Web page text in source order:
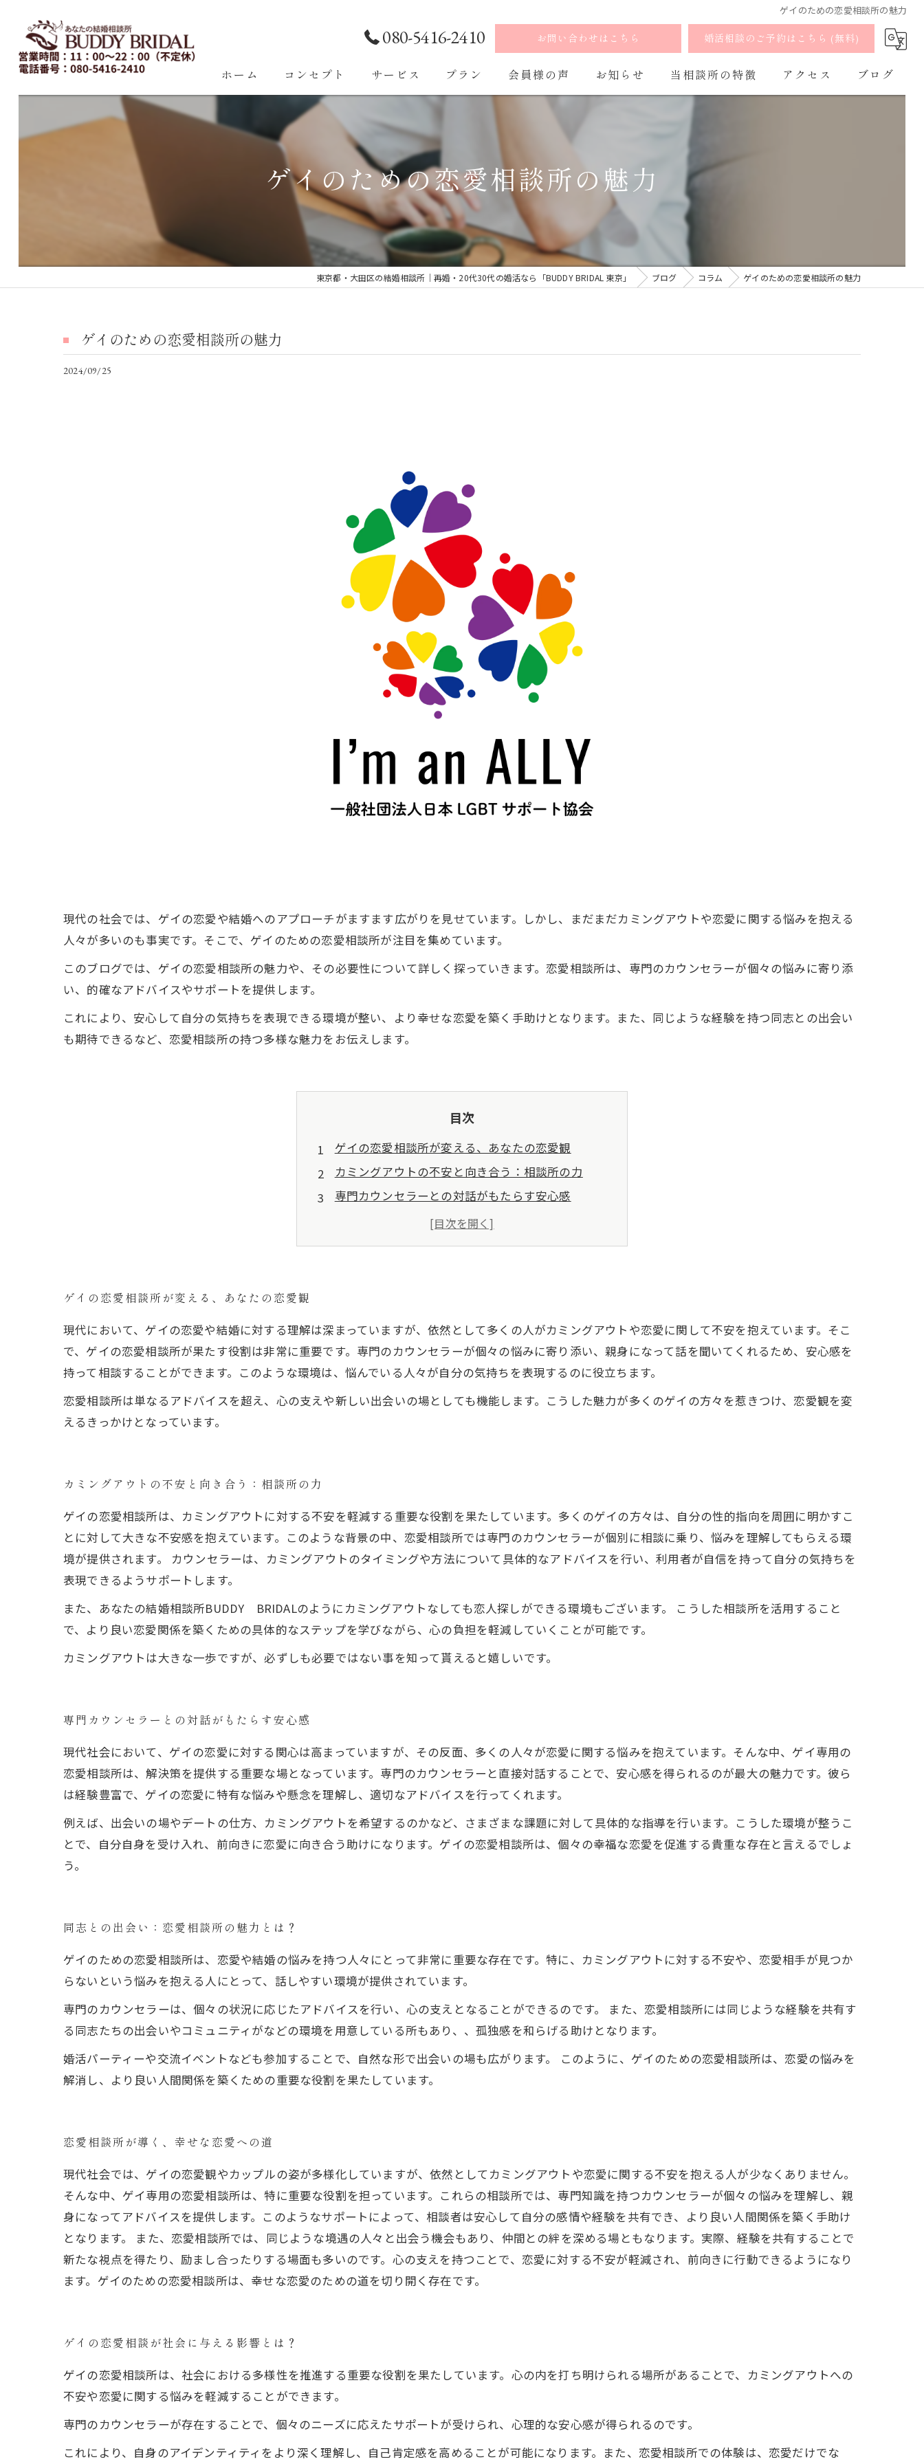
ゲイのための恋愛相談所の魅力
080-5416-2410 お問い合わせはこちら 婚活相談のご予約はこちら (無料)
ホーム コンセプト サービス
ご入会・ご入会後の流れ
プラン 会員様の声 お知らせ 当相談所の特徴
お見合い
マッチング
オンライン
アクセス ブログ
ゲイのための恋愛相談所の魅力
東京都・大田区の結婚相談所｜再婚・20代30代の婚活なら「BUDDY BRIDAL 東京」 ブログ コラム ゲイのための恋愛相談所の魅力
ゲイのための恋愛相談所の魅力
2024/09/25
現代の社会では、ゲイの恋愛や結婚へのアプローチがますます広がりを見せています。しかし、まだまだカミングアウトや恋愛に関する悩みを抱える
人々が多いのも事実です。そこで、ゲイのための恋愛相談所が注目を集めています。
このブログでは、ゲイの恋愛相談所の魅力や、その必要性について詳しく探っていきます。恋愛相談所は、専門のカウンセラーが個々の悩みに寄り添
い、的確なアドバイスやサポートを提供します。
これにより、安心して自分の気持ちを表現できる環境が整い、より幸せな恋愛を築く手助けとなります。また、同じような経験を持つ同志との出会い
も期待できるなど、恋愛相談所の持つ多様な魅力をお伝えします。
目次
ゲイの恋愛相談所が変える、あなたの恋愛観
カミングアウトの不安と向き合う：相談所の力
専門カウンセラーとの対話がもたらす安心感
同志との出会い：恋愛相談所の魅力とは？
恋愛相談所が導く、幸せな恋愛への道
ゲイの恋愛相談所が変える、あなたの恋愛観
現代において、ゲイの恋愛や結婚に対する理解は深まっていますが、依然として多くの人がカミングアウトや恋愛に関して不安を抱えています。そこ
で、ゲイの恋愛相談所が果たす役割は非常に重要です。専門のカウンセラーが個々の悩みに寄り添い、親身になって話を聞いてくれるため、安心感を
持って相談することができます。このような環境は、悩んでいる人々が自分の気持ちを表現するのに役立ちます。
恋愛相談所は単なるアドバイスを超え、心の支えや新しい出会いの場としても機能します。こうした魅力が多くのゲイの方々を惹きつけ、恋愛観を変
えるきっかけとなっています。
カミングアウトの不安と向き合う：相談所の力
ゲイの恋愛相談所は、カミングアウトに対する不安を軽減する重要な役割を果たしています。多くのゲイの方々は、自分の性的指向を周囲に明かすこ
とに対して大きな不安感を抱えています。このような背景の中、恋愛相談所では専門のカウンセラーが個別に相談に乗り、悩みを理解してもらえる環
境が提供されます。 カウンセラーは、カミングアウトのタイミングや方法について具体的なアドバイスを行い、利用者が自信を持って自分の気持ちを
表現できるようサポートします。
また、あなたの結婚相談所BUDDY BRIDALのようにカミングアウトなしても恋人探しができる環境もございます。 こうした相談所を活用すること
で、より良い恋愛関係を築くための具体的なステップを学びながら、心の負担を軽減していくことが可能です。
カミングアウトは大きな一歩ですが、必ずしも必要ではない事を知って貰えると嬉しいです。
専門カウンセラーとの対話がもたらす安心感
現代社会において、ゲイの恋愛に対する関心は高まっていますが、その反面、多くの人々が恋愛に関する悩みを抱えています。そんな中、ゲイ専用の
恋愛相談所は、解決策を提供する重要な場となっています。専門のカウンセラーと直接対話することで、安心感を得られるのが最大の魅力です。彼ら
は経験豊富で、ゲイの恋愛に特有な悩みや懸念を理解し、適切なアドバイスを行ってくれます。
例えば、出会いの場やデートの仕方、カミングアウトを希望するのかなど、さまざまな課題に対して具体的な指導を行います。こうした環境が整うこ
とで、自分自身を受け入れ、前向きに恋愛に向き合う助けになります。ゲイの恋愛相談所は、個々の幸福な恋愛を促進する貴重な存在と言えるでしょ
う。
同志との出会い：恋愛相談所の魅力とは？
ゲイのための恋愛相談所は、恋愛や結婚の悩みを持つ人々にとって非常に重要な存在です。特に、カミングアウトに対する不安や、恋愛相手が見つか
らないという悩みを抱える人にとって、話しやすい環境が提供されています。
専門のカウンセラーは、個々の状況に応じたアドバイスを行い、心の支えとなることができるのです。 また、恋愛相談所には同じような経験を共有す
る同志たちの出会いやコミュニティがなどの環境を用意している所もあり、、孤独感を和らげる助けとなります。
婚活パーティーや交流イベントなども参加することで、自然な形で出会いの場も広がります。 このように、ゲイのための恋愛相談所は、恋愛の悩みを
解消し、より良い人間関係を築くための重要な役割を果たしています。
恋愛相談所が導く、幸せな恋愛への道
現代社会では、ゲイの恋愛観やカップルの姿が多様化していますが、依然としてカミングアウトや恋愛に関する不安を抱える人が少なくありません。
そんな中、ゲイ専用の恋愛相談所は、特に重要な役割を担っています。これらの相談所では、専門知識を持つカウンセラーが個々の悩みを理解し、親
身になってアドバイスを提供します。このようなサポートによって、相談者は安心して自分の感情や経験を共有でき、より良い人間関係を築く手助け
となります。 また、恋愛相談所では、同じような境遇の人々と出会う機会もあり、仲間との絆を深める場ともなります。実際、経験を共有することで
新たな視点を得たり、励まし合ったりする場面も多いのです。心の支えを持つことで、恋愛に対する不安が軽減され、前向きに行動できるようになり
ます。ゲイのための恋愛相談所は、幸せな恋愛のための道を切り開く存在です。
ゲイの恋愛相談が社会に与える影響とは？
ゲイの恋愛相談所は、社会における多様性を推進する重要な役割を果たしています。心の内を打ち明けられる場所があることで、カミングアウトへの
不安や恋愛に関する悩みを軽減することができます。
専門のカウンセラーが存在することで、個々のニーズに応えたサポートが受けられ、心理的な安心感が得られるのです。
これにより、自身のアイデンティティをより深く理解し、自己肯定感を高めることが可能になります。また、恋愛相談所での体験は、恋愛だけでな